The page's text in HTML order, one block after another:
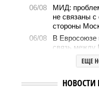
06/08
МИД:
не связаны с
стороны
06/08
В Евросоюзе
связь между
Ямпольская
ведущие
ЕЩЕ
НОВОСТИ